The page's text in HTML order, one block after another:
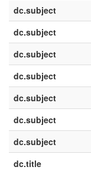
dc.subject
dc.subject
dc.subject
dc.subject
dc.subject
dc.subject
dc.subject
dc.title